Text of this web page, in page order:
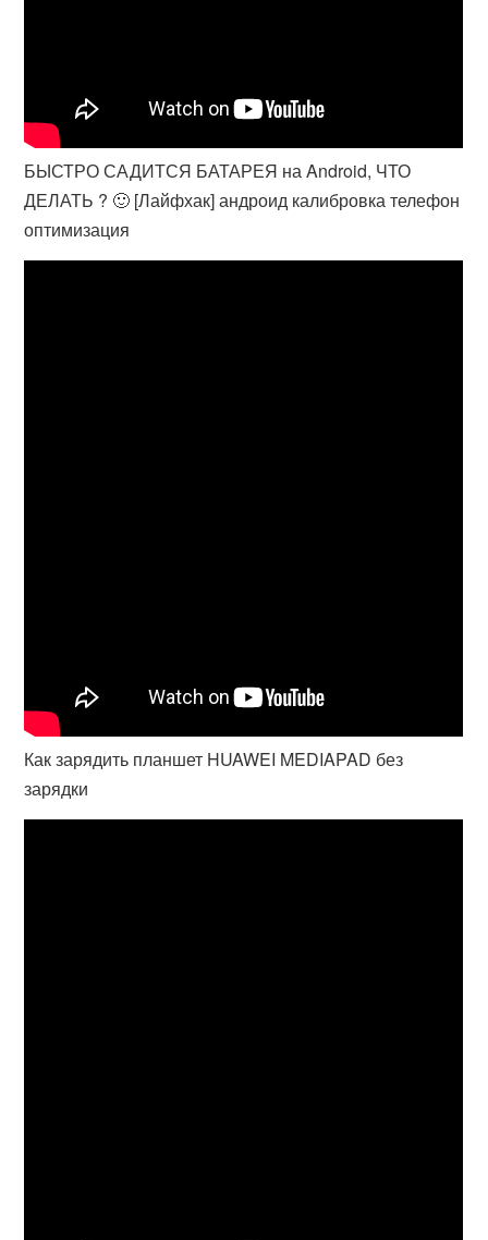
БЫСТРО САДИТСЯ БАТАРЕЯ на Android, ЧТО
ДЕЛАТЬ ? 🙂 [Лайфхак] андроид калибровка телефон
оптимизация
Как зарядить планшет HUAWEI MEDIAPAD без
зарядки